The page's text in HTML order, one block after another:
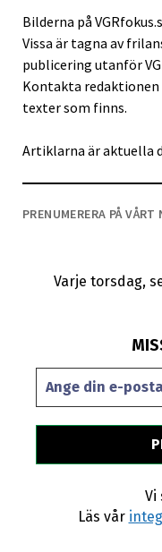
Bilderna på
Vissa är tagna av
publicering utanför
Kontakta redaktionen
texter som finns.
Artiklarna är aktuella
PRENUMERERA PÅ VÅRT
Varje torsdag,
Vi
Läs vår